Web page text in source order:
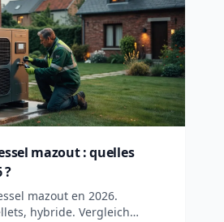
mazout : quelles
?
mazout en 2026.
hybride. Vergleich